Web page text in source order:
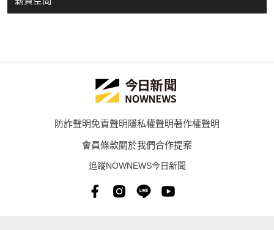
防詐聲明免責聲明隱私權聲明著作權聲明
會員條款關於我們合作提案
追蹤NOWNEWS今日新聞